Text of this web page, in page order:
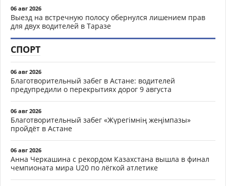
06 авг 2026
Выезд на встречную полосу обернулся лишением прав
для двух водителей в Таразе
СПОРТ
06 авг 2026
Благотворительный забег в Астане: водителей
предупредили о перекрытиях дорог 9 августа
06 авг 2026
Благотворительный забег «Жүрегімнің жеңімпазы»
пройдёт в Астане
06 авг 2026
Анна Черкашина с рекордом Казахстана вышла в финал
чемпионата мира U20 по лёгкой атлетике